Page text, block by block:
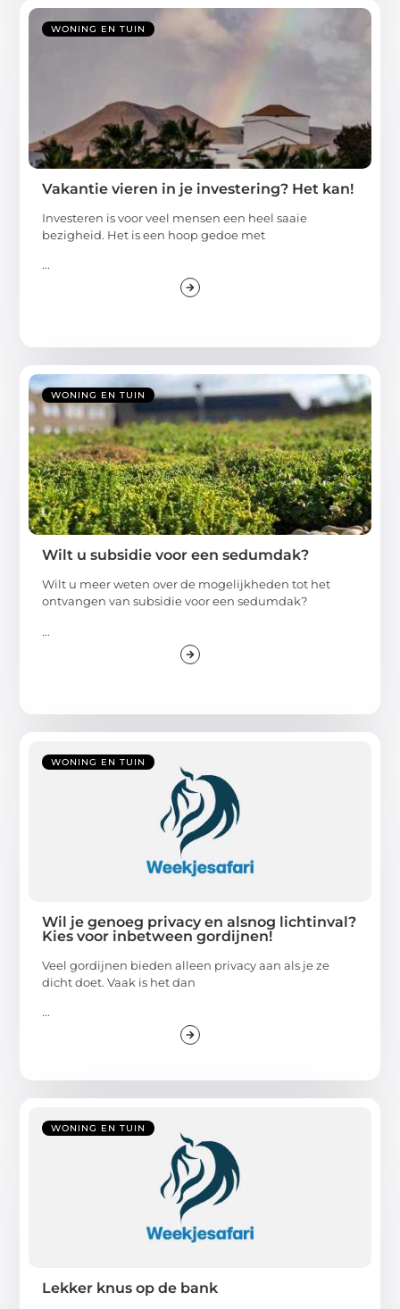
WONING EN TUIN
Vakantie vieren in je investering? Het kan!
Investeren is voor veel mensen een heel saaie
bezigheid. Het is een hoop gedoe met
...
WONING EN TUIN
Wilt u subsidie voor een sedumdak?
Wilt u meer weten over de mogelijkheden tot het
ontvangen van subsidie voor een sedumdak?
...
WONING EN TUIN
Wil je genoeg privacy en alsnog lichtinval?
Kies voor inbetween gordijnen!
Veel gordijnen bieden alleen privacy aan als je ze
dicht doet. Vaak is het dan
...
WONING EN TUIN
Lekker knus op de bank